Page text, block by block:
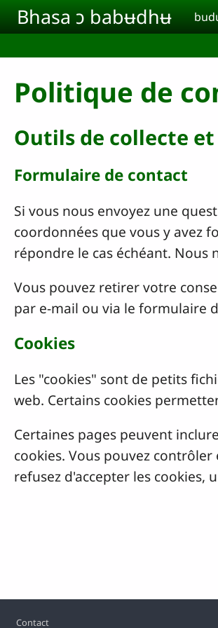
Aller au contenu principal
Bhasa ɔ babʉdhʉ
Politique de
Outils de collecte
Formulaire de contact
Si vous nous envoyez une
coordonnées que vous y avez
répondre le cas échéant.
Vous pouvez retirer votre
par e-mail ou via le formulaire
Cookies
Les "cookies" sont de petits
web. Certains cookies
Certaines pages peuvent
cookies. Vous pouvez
refusez d'accepter les
Pied de page
Contact